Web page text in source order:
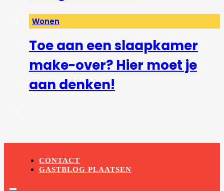
Wonen
Toe aan een slaapkamer
make-over? Hier moet je
aan denken!
CONTACT
GASTBLOG PLAATSEN